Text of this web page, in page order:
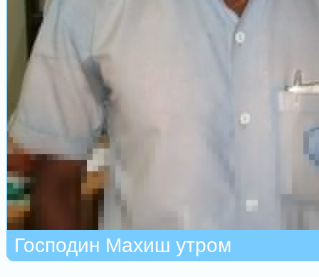
Господин Махиш утром